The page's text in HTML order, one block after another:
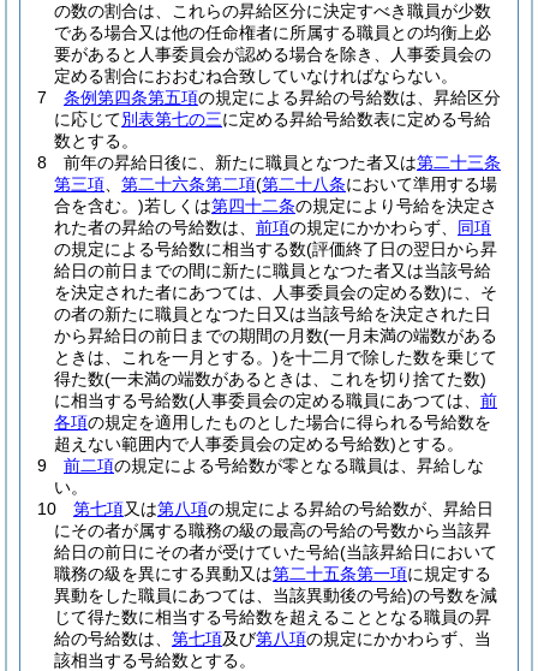
の数の割合は、これらの昇給区分に決定すべき職員が少数
である場合又は他の任命権者に所属する職員との均衡上必
要があると人事委員会が認める場合を除き、人事委員会の
定める割合におおむね合致していなければならない。
7
条例第四条第五項の規定による昇給の号給数は、昇給区分
に応じて別表第七の三に定める昇給号給数表に定める号給
数とする。
8
前年の昇給日後に、新たに職員となつた者又は第二十三条
第三項
第二十六条第二項(第二十八条において準用する場
合を含む。)若しくは第四十二条の規定により号給を決定さ
れた者の昇給の号給数は、 前項の規定にかかわらず、 同項
の規定による号給数に相当する数(評価終了日の翌日から昇
給日の前日までの間に新たに職員となつた者又は当該号給
を決定された者にあつては、人事委員会の定める数)に、そ
の者の新たに職員となつた日又は当該号給を決定された日
から昇給日の前日までの期間の月数(一月未満の端数がある
ときは、これを一月とする。)を十二月で除した数を乗じて
得た数(一未満の端数があるときは、これを切り捨てた数)
に相当する号給数(人事委員会の定める職員にあつては、 前
各項の規定を適用したものとした場合に得られる号給数を
超えない範囲内で人事委員会の定める号給数)とする。
9
前二項の規定による号給数が零となる職員は、昇給しな
い。
10
第七項又は第八項の規定による昇給の号給数が、昇給日
にその者が属する職務の級の最高の号給の号数から当該昇
給日の前日にその者が受けていた号給(当該昇給日において
職務の級を異にする異動又は第二十五条第一項に規定する
異動をした職員にあつては、当該異動後の号給)の号数を減
じて得た数に相当する号給数を超えることとなる職員の昇
給の号給数は、 第七項及び第八項の規定にかかわらず、当
該相当する号給数とする。